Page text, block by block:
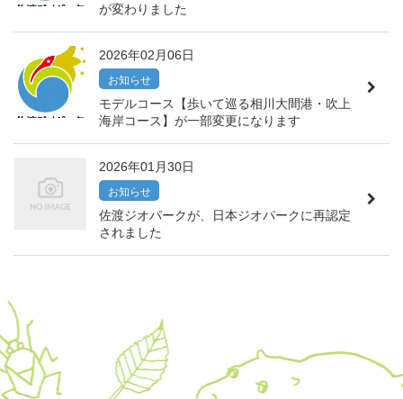
が変わりました
2026年02月06日
お知らせ
モデルコース【歩いて巡る相川大間港・吹上
海岸コース】が一部変更になります
2026年01月30日
お知らせ
佐渡ジオパークが、日本ジオパークに再認定
されました